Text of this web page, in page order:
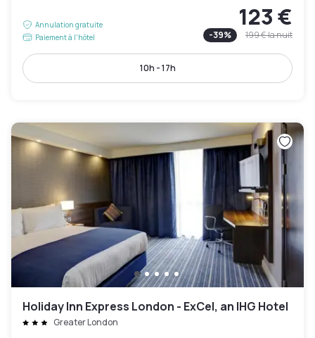
Annulation gratuite
Paiement à l'hôtel
123 €
-39% 199 €la nuit
10h - 17h
Holiday Inn Express London - ExCel, an IHG Hotel
Greater London